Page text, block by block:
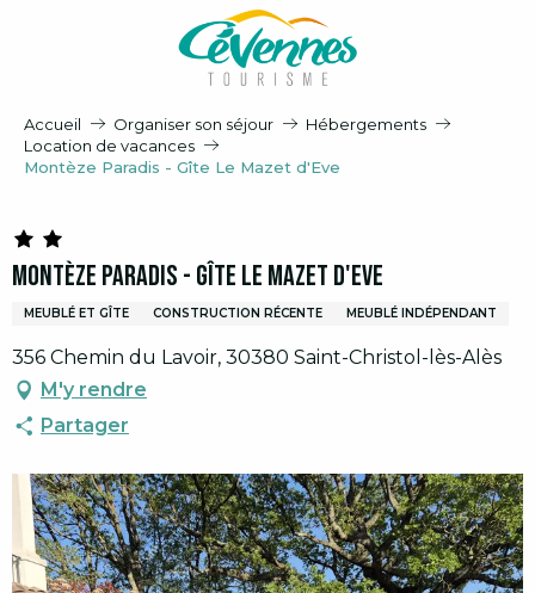
Accueil Organiser son séjour
Hébergements
Location de vacances
Montèze Paradis - Gîte Le Mazet d'Eve
Montèze Paradis - Gîte Le Mazet d'Eve
MEUBLÉ ET GÎTE CONSTRUCTION RÉCENTE MEUBLÉ INDÉPENDANT
356 Chemin du Lavoir, 30380 Saint-Christol-lès-Alès
M'y rendre
Partager